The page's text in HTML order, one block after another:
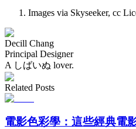
Images via Skyseeker, cc
Decill Chang
Principal Designer
A しばいぬ lover.
Related Posts
電影色彩學：這些經典電